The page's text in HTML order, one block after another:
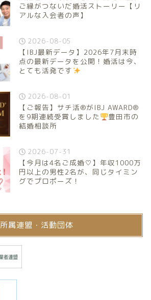
ご縁がつないだ婚活ストーリー【リ
アルな入会者の声】
2026-08-05
【IBJ最新データ】2026年7月末時
点の最新データを公開！婚活は今、
とても活発です
2026-08-01
【ご報告】サチ活®がIBJ AWARD®
を9期連続受賞しました
豊田市の
結婚相談所
2026-07-31
【今月は4名ご成婚♡】年収1000万
円以上の男性2名が、同じタイミン
グでプロポーズ！
所属連盟・活動団体